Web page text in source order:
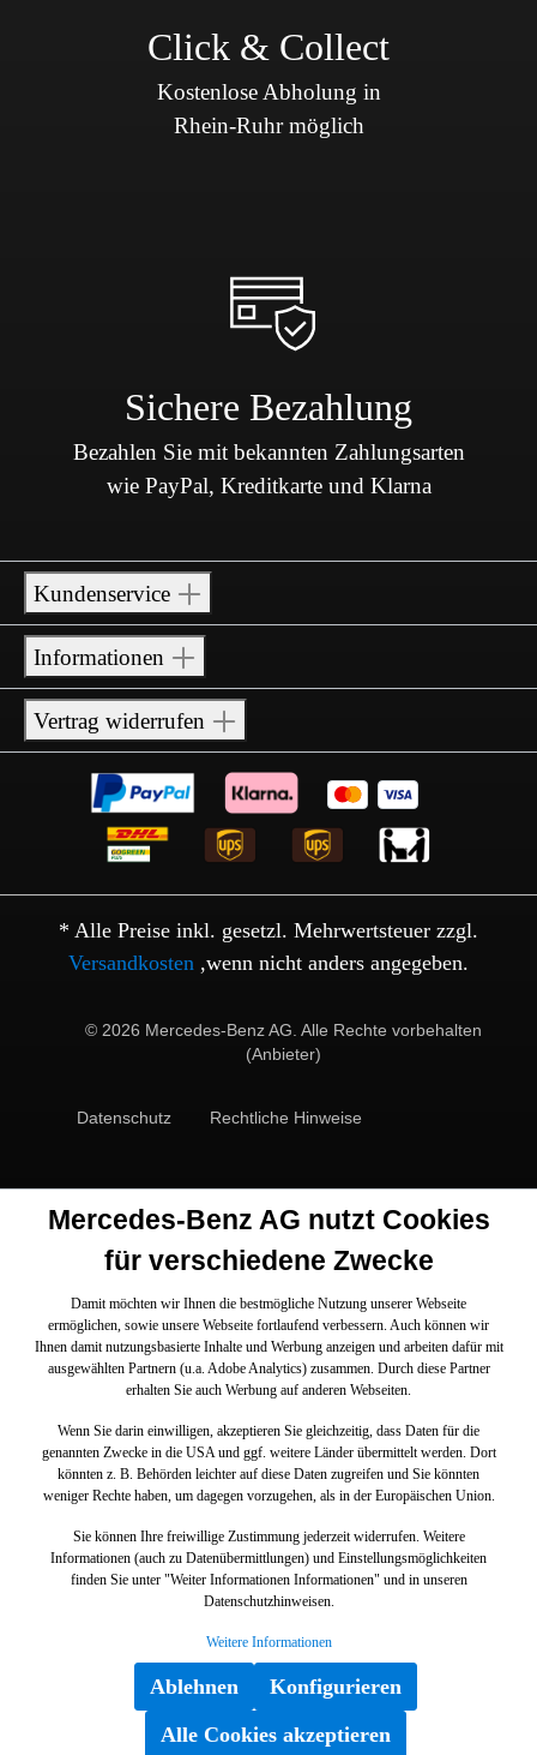
Click & Collect
Kostenlose Abholung in
Rhein-Ruhr möglich
Sichere Bezahlung
Bezahlen Sie mit bekannten Zahlungsarten
wie PayPal, Kreditkarte und Klarna
Kundenservice
Informationen
Vertrag widerrufen
* Alle Preise inkl. gesetzl. Mehrwertsteuer zzgl.
Versandkosten ,wenn nicht anders angegeben.
© 2026 Mercedes-Benz AG. Alle Rechte vorbehalten
(Anbieter)
Datenschutz Rechtliche Hinweise
Mercedes-Benz AG nutzt Cookies
für verschiedene Zwecke
Damit möchten wir Ihnen die bestmögliche Nutzung unserer Webseite
ermöglichen, sowie unsere Webseite fortlaufend verbessern. Auch können wir
Ihnen damit nutzungsbasierte Inhalte und Werbung anzeigen und arbeiten dafür mit
ausgewählten Partnern (u.a. Adobe Analytics) zusammen. Durch diese Partner
erhalten Sie auch Werbung auf anderen Webseiten.
Wenn Sie darin einwilligen, akzeptieren Sie gleichzeitig, dass Daten für die
genannten Zwecke in die USA und ggf. weitere Länder übermittelt werden. Dort
könnten z. B. Behörden leichter auf diese Daten zugreifen und Sie könnten
weniger Rechte haben, um dagegen vorzugehen, als in der Europäischen Union.
Sie können Ihre freiwillige Zustimmung jederzeit widerrufen. Weitere
Informationen (auch zu Datenübermittlungen) und Einstellungsmöglichkeiten
finden Sie unter "Weiter Informationen Informationen" und in unseren
Datenschutzhinweisen.
Weitere Informationen
Ablehnen
Konfigurieren
Alle Cookies akzeptieren